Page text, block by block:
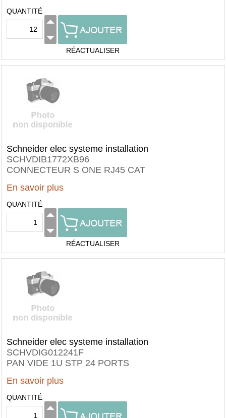
QUANTITÉ
RÉACTUALISER
Schneider elec systeme installation
SCHVDIB1772XB96
CONNECTEUR S ONE RJ45 CAT
En savoir plus
QUANTITÉ
RÉACTUALISER
Schneider elec systeme installation
SCHVDIG012241F
PAN VIDE 1U STP 24 PORTS
En savoir plus
QUANTITÉ